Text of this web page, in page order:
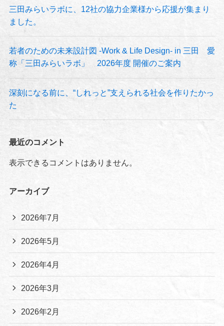
三田みらいラボに、12社の協力企業様から応援が集まり
ました。
若者のための未来設計図 -Work & Life Design- in 三田 愛
称「三田みらいラボ」 2026年度 開催のご案内
深刻になる前に、“しれっと”支えられる社会を作りたかっ
た
最近のコメント
表示できるコメントはありません。
アーカイブ
2026年7月
2026年5月
2026年4月
2026年3月
2026年2月